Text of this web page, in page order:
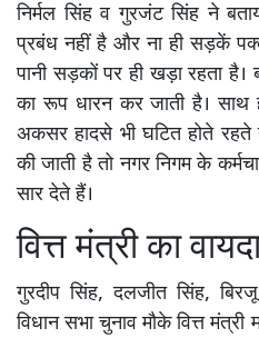
निर्मल सिंह व गुरजंट सिंह ने
प्रबंध नहीं है और ना ही सड़कें
पानी सड़कों पर ही खड़ा रहता है।
का रूप धारन कर जाती है। साथ
अकसर हादसे भी घटित होते रहते
की जाती है तो नगर निगम के
सार देते हैं।
वित्त मंत्री का
गुरदीप सिंह, दलजीत सिंह,
विधान सभा चुनाव मौके वित्त